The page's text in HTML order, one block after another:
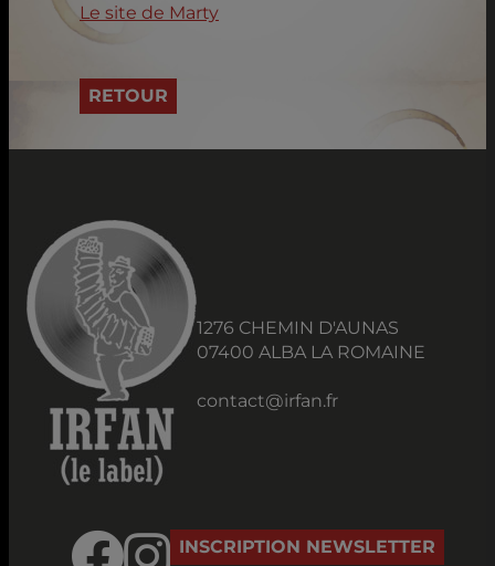
Le site de Marty
RETOUR
1276 CHEMIN D'AUNAS
07400 ALBA LA ROMAINE
contact@irfan.fr
INSCRIPTION NEWSLETTER